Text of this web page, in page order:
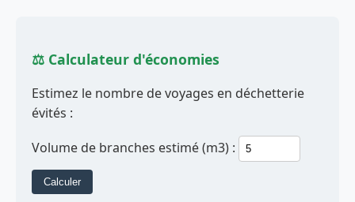
⚖️ Calculateur d'économies
Estimez le nombre de voyages en déchetterie
évités :
Volume de branches estimé (m3) :
Calculer